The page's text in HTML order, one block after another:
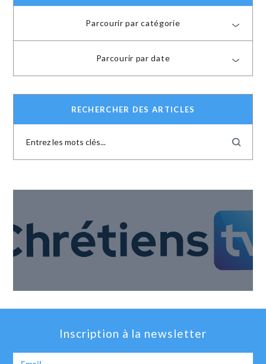
Parcourir par catégorie
Parcourir par date
RECHERCHER DES ARTICLES
Inscription à la newsletter